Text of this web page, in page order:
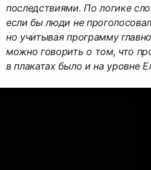
последствиями. По логике
если бы люди не
но учитывая программу
можно говорить о том, что
в плакатах было и на уровне